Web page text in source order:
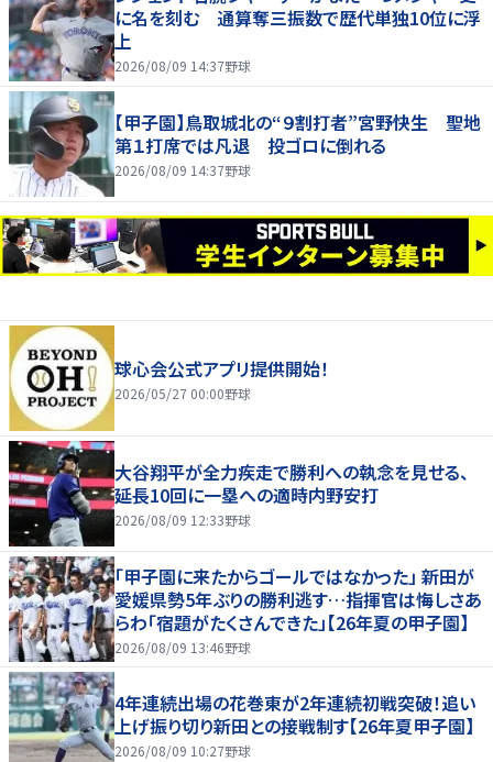
に名を刻む 通算奪三振数で歴代単独10位に浮
上
2026/08/09 14:37野球
【甲子園】鳥取城北の“９割打者”宮野快生 聖地
第１打席では凡退 投ゴロに倒れる
2026/08/09 14:37野球
球心会公式アプリ提供開始！
2026/05/27 00:00野球
大谷翔平が全力疾走で勝利への執念を見せる、
延長10回に一塁への適時内野安打
2026/08/09 12:33野球
「甲子園に来たからゴールではなかった」 新田が
愛媛県勢5年ぶりの勝利逃す…指揮官は悔しさあ
らわ「宿題がたくさんできた」【26年夏の甲子園】
2026/08/09 13:46野球
4年連続出場の花巻東が2年連続初戦突破！追い
上げ振り切り新田との接戦制す【26年夏甲子園】
2026/08/09 10:27野球